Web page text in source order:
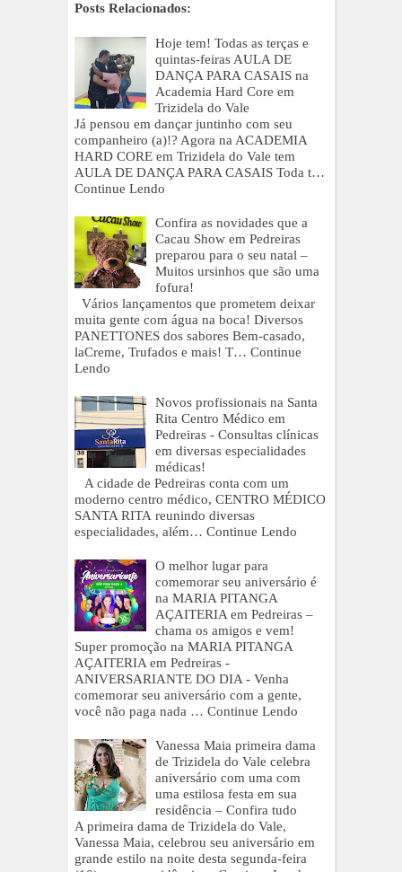
Posts Relacionados:
Hoje tem! Todas as terças e
quintas-feiras AULA DE
DANÇA PARA CASAIS na
Academia Hard Core em
Trizidela do Vale
Já pensou em dançar juntinho com seu
companheiro (a)!? Agora na ACADEMIA
HARD CORE em Trizidela do Vale tem
AULA DE DANÇA PARA CASAIS Toda t…
Continue Lendo
Confira as novidades que a
Cacau Show em Pedreiras
preparou para o seu natal –
Muitos ursinhos que são uma
fofura!
Vários lançamentos que prometem deixar
muita gente com água na boca! Diversos
PANETTONES dos sabores Bem-casado,
laCreme, Trufados e mais! T… Continue
Lendo
Novos profissionais na Santa
Rita Centro Médico em
Pedreiras - Consultas clínicas
em diversas especialidades
médicas!
A cidade de Pedreiras conta com um
moderno centro médico, CENTRO MÉDICO
SANTA RITA reunindo diversas
especialidades, além… Continue Lendo
O melhor lugar para
comemorar seu aniversário é
na MARIA PITANGA
AÇAITERIA em Pedreiras –
chama os amigos e vem!
Super promoção na MARIA PITANGA
AÇAITERIA em Pedreiras -
ANIVERSARIANTE DO DIA - Venha
comemorar seu aniversário com a gente,
você não paga nada … Continue Lendo
Vanessa Maia primeira dama
de Trizidela do Vale celebra
aniversário com uma com
uma estilosa festa em sua
residência – Confira tudo
A primeira dama de Trizidela do Vale,
Vanessa Maia, celebrou seu aniversário em
grande estilo na noite desta segunda-feira